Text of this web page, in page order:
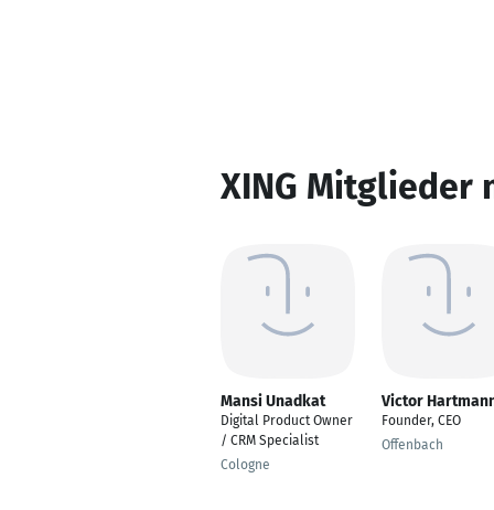
XING Mitglieder
Mansi Unadkat
Digital Product Owner
/ CRM Specialist
Cologne
Victor
Founder, CEO
Offenbach